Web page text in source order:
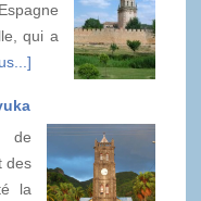
qui a
de
des
la